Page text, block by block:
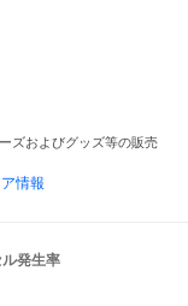
ズおよびグッズ等の販売
情報
発生率